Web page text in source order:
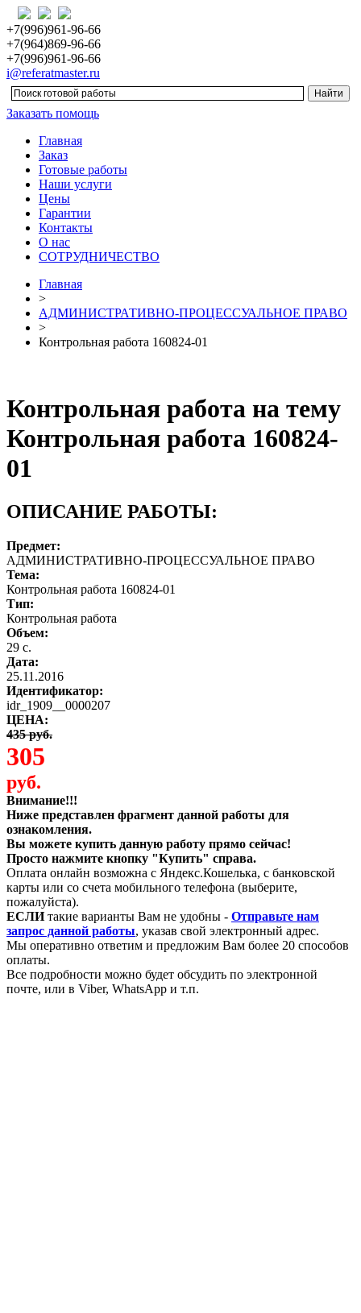
+7(996)961-96-66
+7(964)869-96-66
+7(996)961-96-66
i@referatmaster.ru
Заказать помощь
Главная
Заказ
Готовые работы
Наши услуги
Цены
Гарантии
Контакты
О нас
СОТРУДНИЧЕСТВО
Главная
>
АДМИНИСТРАТИВНО-ПРОЦЕССУАЛЬНОЕ ПРАВО
>
Контрольная работа 160824-01
Контрольная работа на тему
Контрольная работа 160824-
01
ОПИСАНИЕ РАБОТЫ:
Предмет:
АДМИНИСТРАТИВНО-ПРОЦЕССУАЛЬНОЕ ПРАВО
Тема:
Контрольная работа 160824-01
Тип:
Контрольная работа
Объем:
29 с.
Дата:
25.11.2016
Идентификатор:
idr_1909__0000207
ЦЕНА:
435 руб.
305
руб.
Внимание!!!
Ниже представлен фрагмент данной работы для
ознакомления.
Вы можете купить данную работу прямо сейчас!
Просто нажмите кнопку "Купить" справа.
Оплата онлайн возможна с Яндекс.Кошелька, с банковской
карты или со счета мобильного телефона (выберите,
пожалуйста).
ЕСЛИтакие варианты Вам не удобны - Отправьте нам
запрос данной работы, указав свой электронный адрес.
Мы оперативно ответим и предложим Вам более 20 способов
оплаты.
Все подробности можно будет обсудить по электронной
почте, или в Viber, WhatsApp и т.п.